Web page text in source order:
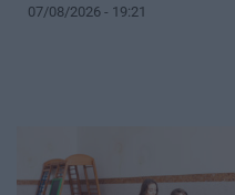
07/08/2026 - 19:21